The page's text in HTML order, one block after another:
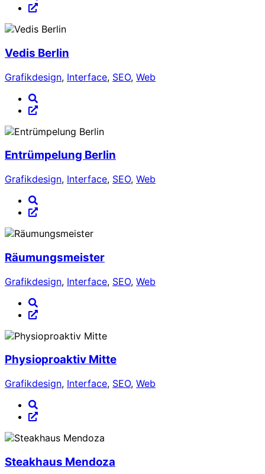
Vedis Berlin
Grafikdesign, Interface, SEO, Web
Entrümpelung Berlin
Grafikdesign, Interface, SEO, Web
Räumungsmeister
Grafikdesign, Interface, SEO, Web
Physioproaktiv Mitte
Grafikdesign, Interface, SEO, Web
Steakhaus Mendoza